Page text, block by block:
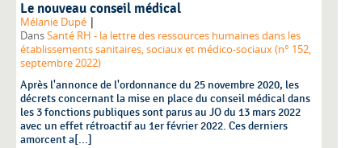
Le nouveau conseil médical
Mélanie Dupé |
DansSanté RH - la lettre des ressources humaines dans les
établissements sanitaires, sociaux et médico-sociaux (n° 152,
septembre 2022)
Après l'annonce de l'ordonnance du 25 novembre 2020, les
décrets concernant la mise en place du conseil médical dans
les 3 fonctions publiques sont parus au JO du 13 mars 2022
avec un effet rétroactif au 1er février 2022. Ces derniers
amorcent a[...]